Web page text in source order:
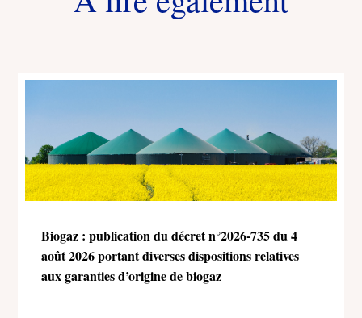
Biogaz : publication du décret n°2026-735 du 4
août 2026 portant diverses dispositions relatives
aux garanties d’origine de biogaz